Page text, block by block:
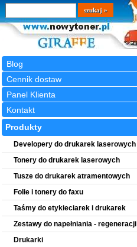
Blog
Cennik dostaw
Panel Klienta
Kontakt
Wyszukiwarka
szukaj
Produkty
Developery do drukarek laserowych
Tonery do drukarek laserowych
Tusze do drukarek atramentowych
Folie i tonery do faxu
Taśmy do etykieciarek i drukarek
Zestawy do napełniania - regeneracji
Drukarki